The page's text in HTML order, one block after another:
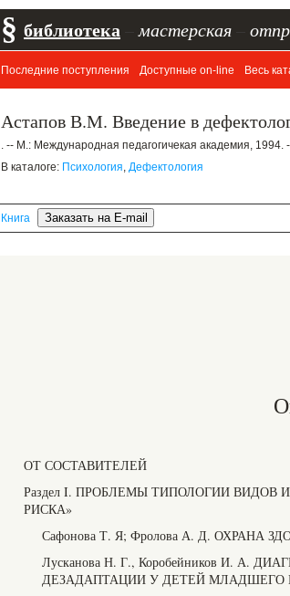
§ библиотека мастерская
Последние поступления Доступные on-line Весь
Астапов В.М. Введение в
. -- М.: Международная педагогичекая академия, 1994.
В каталоге: Психология, Дефектология
Книга
ОТ СОСТАВИТЕЛЕЙ
Раздел I. ПРОБЛЕМЫ ТИПОЛОГИИ
РИСКА»
Сафонова Т. Я; Фролова А. Д. ОХРАНА
Лусканова Н. Г., Коробейников И. А.
ДЕЗАДАПТАЦИИ У ДЕТЕЙ МЛАДШЕГО